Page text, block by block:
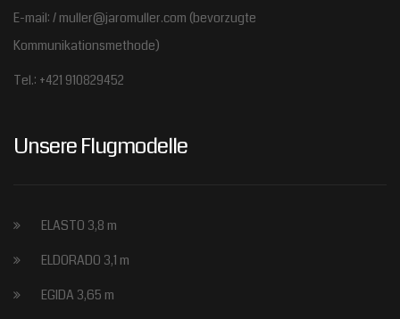
E-mail: / muller@jaromuller.com (bevorzugte
Kommunikationsmethode)
Tel.: +421 910829452
Unsere Flugmodelle
ELASTO 3,8 m
ELDORADO 3,1 m
EGIDA 3,65 m